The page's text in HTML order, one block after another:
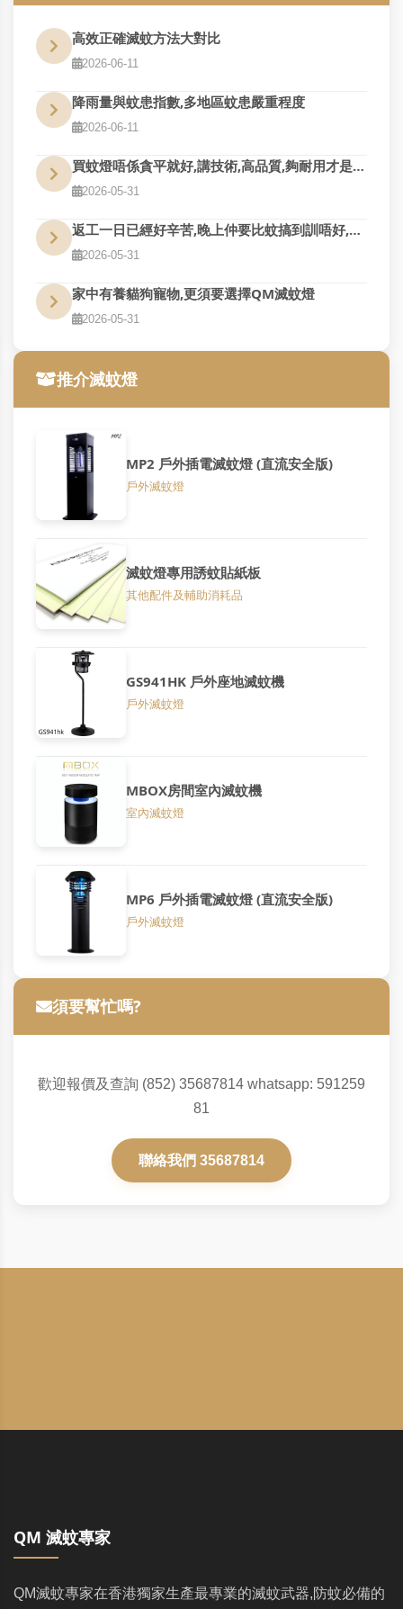
高效正確滅蚊方法大對比
2026-06-11
降雨量與蚊患指數,多地區蚊患嚴重程度
2026-06-11
買蚊燈唔係貪平就好,講技術,高品質,夠耐用才是真的好用
2026-05-31
返工一日已經好辛苦,晚上仲要比蚊搞到訓唔好,QM幫到您
2026-05-31
家中有養貓狗寵物,更須要選擇QM滅蚊燈
2026-05-31
推介滅蚊燈
MP2 戶外插電滅蚊燈 (直流安全版)
戶外滅蚊燈
滅蚊燈專用誘蚊貼紙板
其他配件及輔助消耗品
GS941HK 戶外座地滅蚊機
戶外滅蚊燈
MBOX房間室內滅蚊機
室內滅蚊燈
MP6 戶外插電滅蚊燈 (直流安全版)
戶外滅蚊燈
須要幫忙嗎?
歡迎報價及查詢 (852) 35687814 whatsapp: 591259
81
聯絡我們 35687814
QM 滅蚊專家
QM滅蚊專家在香港獨家生產最專業的滅蚊武器,防蚊必備的